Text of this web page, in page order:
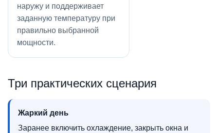
наружу и поддерживает
заданную температуру при
правильно выбранной
мощности.
Три практических сценария
Жаркий день
Заранее включить охлаждение, закрыть окна и